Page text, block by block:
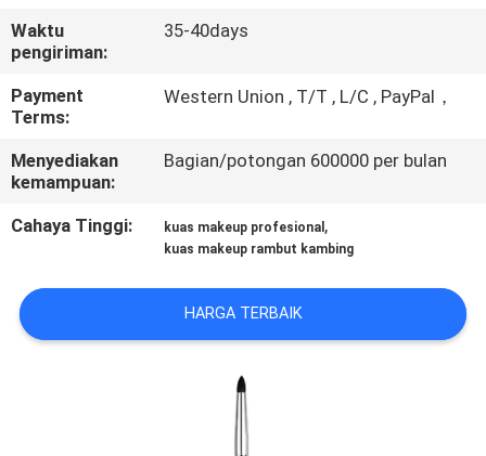
SITEMAP
PRIVACY
POLICY
Waktu
pengiriman:
35-40days
Payment
Terms:
Western Union , T/T , L/C , PayPal，
Menyediakan
kemampuan:
Bagian/potongan 600000 per bulan
Cahaya Tinggi: kuas makeup profesional ,
kuas makeup rambut kambing
HARGA TERBAIK